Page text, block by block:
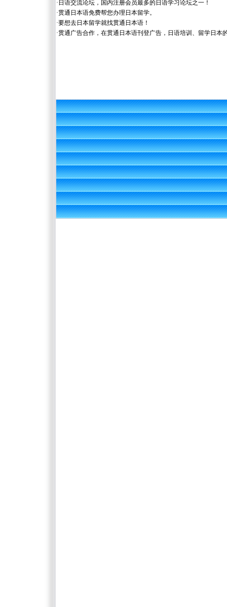
· 日语交流论坛，国内注册会员最多的日语学习论坛之一！
·贯通日本语免费帮您办理日本留学。
·要想去日本留学就找贯通日本语！
·贯通广告合作，在贯通日本语刊登广告，日语培训、留学日本